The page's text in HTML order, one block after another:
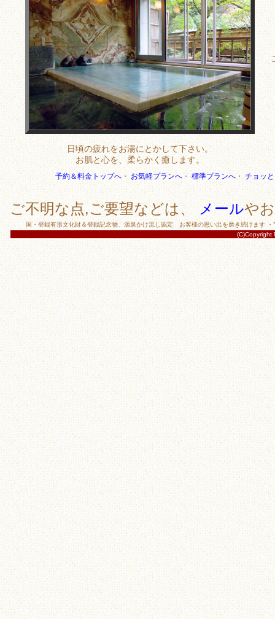
日頃の疲れをお湯にとかして下さい。
お肌と心を、柔らかく癒します。
予約＆料金トップへ・ お気軽プランへ・ 標準プランへ・ チョッ
ご不明な点,ご要望などは、 メールや
国・登録有形文化財＆登録記念物、源泉かけ流し認定 お客様の思い出を磨き続けま
(C)Copyright